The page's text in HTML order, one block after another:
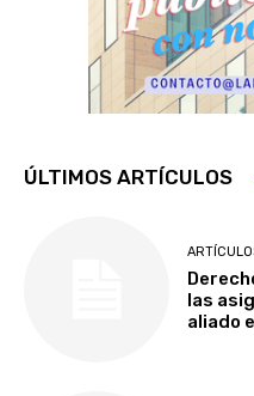
ÚLTIMOS ARTÍCULOS
las
aliado